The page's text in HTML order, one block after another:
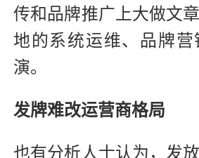
传和品牌推广上大做文
地的系统运维、品牌
演。
发牌难改运营商格局
也有分析人士认为，发